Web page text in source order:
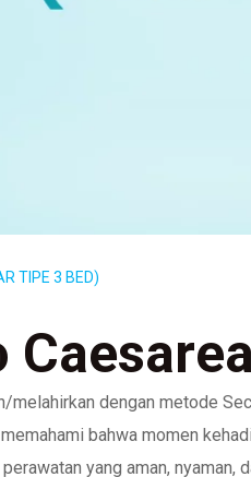
TIPE 3 BED)
dengan metode
bahwa momen
yang aman,